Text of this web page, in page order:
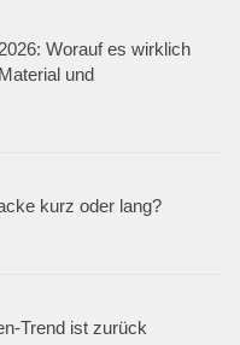
Worauf es wirklich
und
kurz oder lang?
Trend ist zurück